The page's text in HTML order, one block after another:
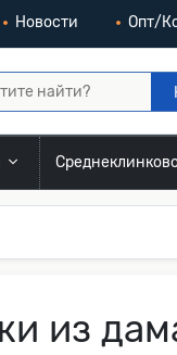
Новости Опт/
из